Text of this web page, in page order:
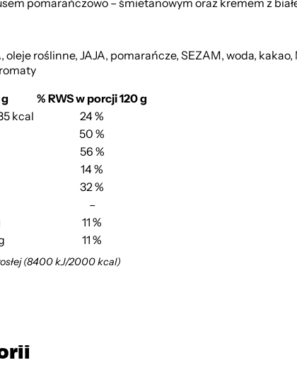
pomarańczowo – śmietanowym oraz kremem z
roślinne, JAJA, pomarańcze, SEZAM, woda,
% RWS w porcji 120 g
kcal
24 %
50 %
56 %
14 %
32 %
–
11 %
11 %
(8400 kJ/2000 kcal)